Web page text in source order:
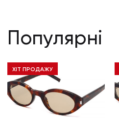
Популярні
ХІТ ПРОДАЖУ